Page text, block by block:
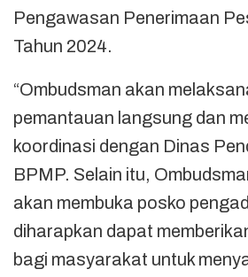
Pengawasan Penerimaan
Tahun 2024.
“Ombudsman akan
pemantauan langsung dan
koordinasi dengan Dinas
BPMP. Selain itu,
akan membuka posko
diharapkan dapat
bagi masyarakat untuk